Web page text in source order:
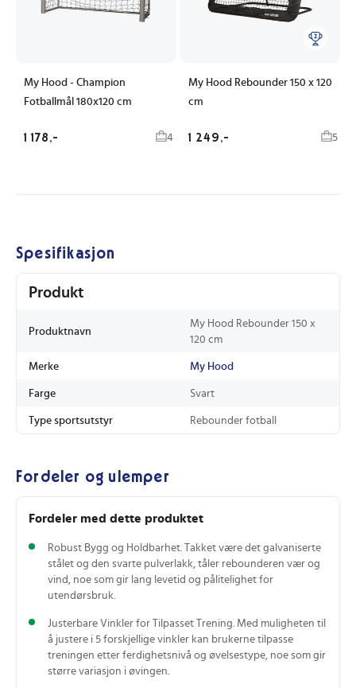
My Hood - Champion
Fotballmål 180x120 cm
1 178,- 4
My Hood Rebounder 150 x 120
cm
1 249,- 5
Spesifikasjon
Produkt
Produktnavn
My Hood Rebounder 150 x
120 cm
Merke My Hood
Farge Svart
Type sportsutstyr Rebounder fotball
Fordeler og ulemper
Fordeler med dette produktet
Robust Bygg og Holdbarhet. Takket være det galvaniserte
stålet og den svarte pulverlakk, tåler rebounderen vær og
vind, noe som gir lang levetid og pålitelighet for
utendørsbruk.
Justerbare Vinkler for Tilpasset Trening. Med muligheten til
å justere i 5 forskjellige vinkler kan brukerne tilpasse
treningen etter ferdighetsnivå og øvelsestype, noe som gir
større variasjon i øvingen.